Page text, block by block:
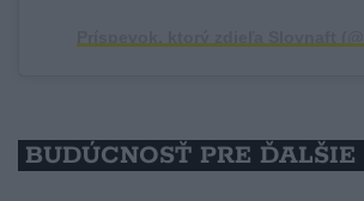
BUDÚCNOSŤ PRE